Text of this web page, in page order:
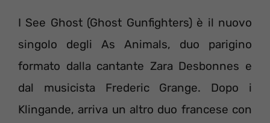
I See Ghost (Ghost Gunfighters) è il nuovo
singolo degli As Animals, duo parigino
formato dalla cantante Zara Desbonnes e
dal musicista Frederic Grange. Dopo i
Klingande, arriva un altro duo francese con